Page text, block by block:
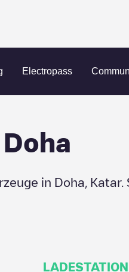
Electropass
Doha
in Doha Katar.